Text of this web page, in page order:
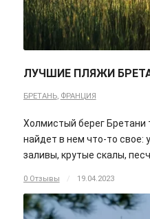
ЛУЧШИЕ ПЛЯЖИ
БРЕТАНЬ, ФРАНЦИЯ
Холмистый берег Бретани
найдет в нем что-то свое:
заливы, крутые скалы,
0 Отзывы / 19.04.2023